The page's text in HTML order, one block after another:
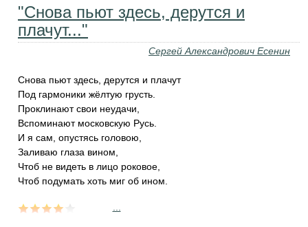
"Снова пьют здесь, дерутся и
плачут..."
Сергей Александрович Есенин
Снова пьют здесь, дерутся и плачут
Под гармоники жёлтую грусть.
Проклинают свои неудачи,
Вспоминают московскую Русь.
И я сам, опустясь головою,
Заливаю глаза вином,
Чтоб не видеть в лицо роковое,
Чтоб подумать хоть миг об ином.